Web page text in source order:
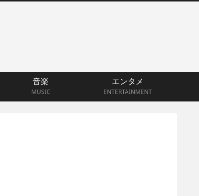
音楽
MUSIC
エンタメ
ENTERTAINMENT